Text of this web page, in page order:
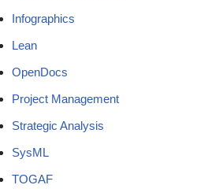
Infographics
Lean
OpenDocs
Project Management
Strategic Analysis
SysML
TOGAF